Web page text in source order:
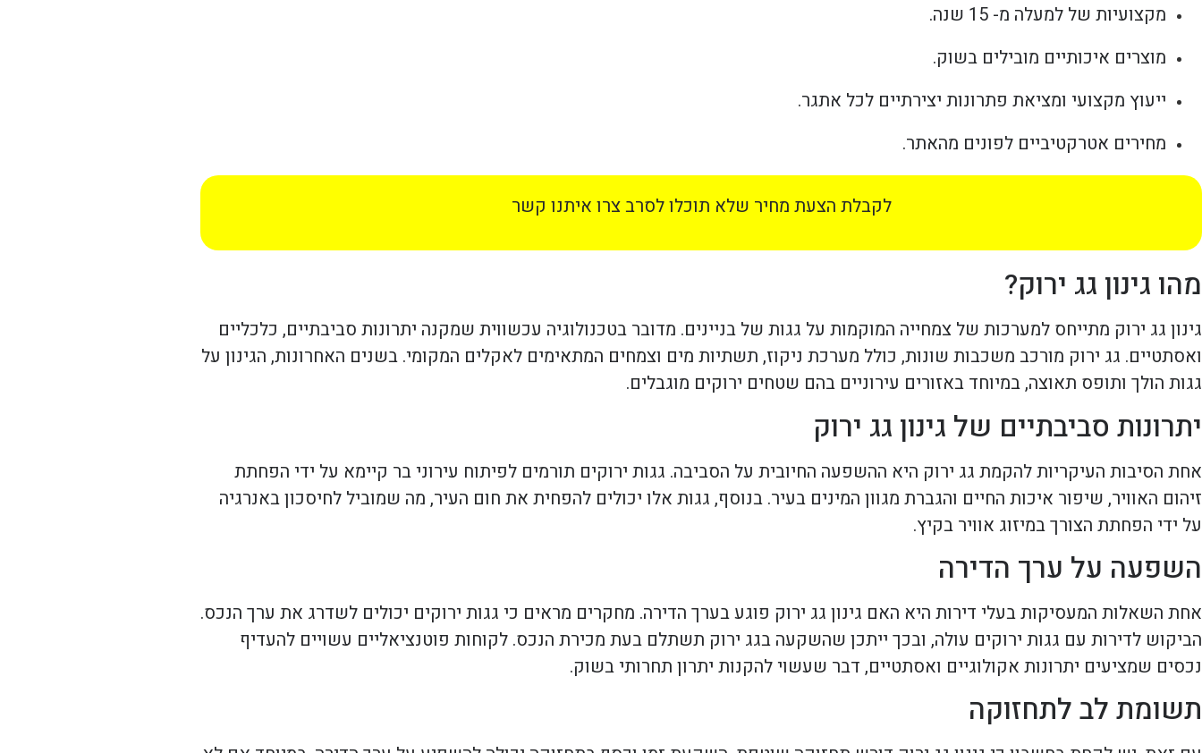
מקצועיות של למעלה מ- 15 שנה.
מוצרים איכותיים מובילים בשוק.
ייעוץ מקצועי ומציאת פתרונות יצירתיים לכל אתגר.
מחירים אטרקטיביים לפונים מהאתר.
לקבלת הצעת מחיר שלא תוכלו לסרב צרו איתנו קשר
מהו גינון גג ירוק?
גינון גג ירוק מתייחס למערכות של צמחייה המוקמות על גגות של בניינים. מדובר בטכנולוגיה עכשווית שמקנה יתרונות סביבתיים, כלכליים
ואסתטיים. גג ירוק מורכב משכבות שונות, כולל מערכת ניקוז, תשתיות מים וצמחים המתאימים לאקלים המקומי. בשנים האחרונות, הגינון על
גגות הולך ותופס תאוצה, במיוחד באזורים עירוניים בהם שטחים ירוקים מוגבלים.
יתרונות סביבתיים של גינון גג ירוק
אחת הסיבות העיקריות להקמת גג ירוק היא ההשפעה החיובית על הסביבה. גגות ירוקים תורמים לפיתוח עירוני בר קיימא על ידי הפחתת
זיהום האוויר, שיפור איכות החיים והגברת מגוון המינים בעיר. בנוסף, גגות אלו יכולים להפחית את חום העיר, מה שמוביל לחיסכון באנרגיה
על ידי הפחתת הצורך במיזוג אוויר בקיץ.
השפעה על ערך הדירה
אחת השאלות המעסיקות בעלי דירות היא האם גינון גג ירוק פוגע בערך הדירה. מחקרים מראים כי גגות ירוקים יכולים לשדרג את ערך הנכס.
הביקוש לדירות עם גגות ירוקים עולה, ובכך ייתכן שהשקעה בגג ירוק תשתלם בעת מכירת הנכס. לקוחות פוטנציאליים עשויים להעדיף
נכסים שמציעים יתרונות אקולוגיים ואסתטיים, דבר שעשוי להקנות יתרון תחרותי בשוק.
תשומת לב לתחזוקה